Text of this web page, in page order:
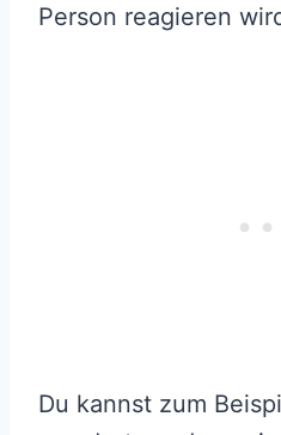
Person reagieren
Du kannst zum